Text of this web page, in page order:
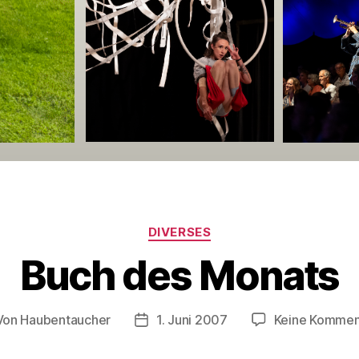
Kategorien
DIVERSES
Buch des Monats
Haubentaucher Veröffentlichungsdatum
1. Juni 2007 Keine